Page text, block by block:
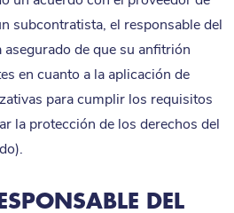
subcontratista, el responsable del
de que su anfitrión
en cuanto a la aplicación de
para cumplir los requisitos
la protección de los derechos del
DEL